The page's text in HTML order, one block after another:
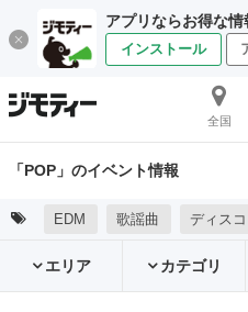
アプリならお得な情
インストール
全国
「POP」のイベント情報
EDM 歌謡曲 ディスコ
エリア カテゴリ